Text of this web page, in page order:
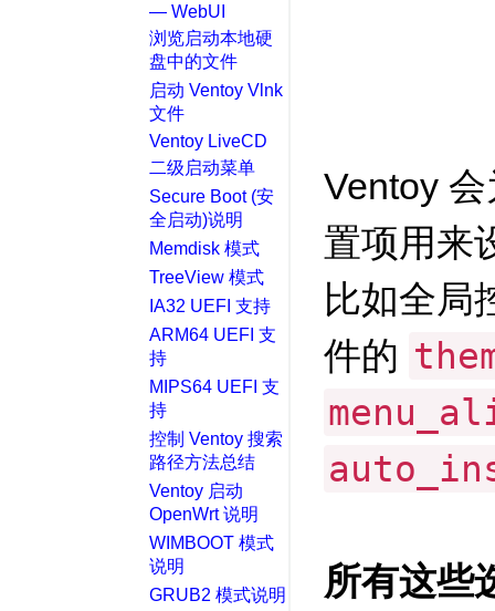
— WebUI
浏览启动本地硬
盘中的文件
启动 Ventoy Vlnk
文件
Ventoy LiveCD
二级启动菜单
Secure Boot (安
全启动)说明
Memdisk 模式
TreeView 模式
IA32 UEFI 支持
ARM64 UEFI 支
持
MIPS64 UEFI 支
持
控制 Ventoy 搜索
路径方法总结
Ventoy 启动
OpenWrt 说明
WIMBOOT 模式
说明
GRUB2 模式说明
Ventoy
置项用来
比如全局
件的
所有这些